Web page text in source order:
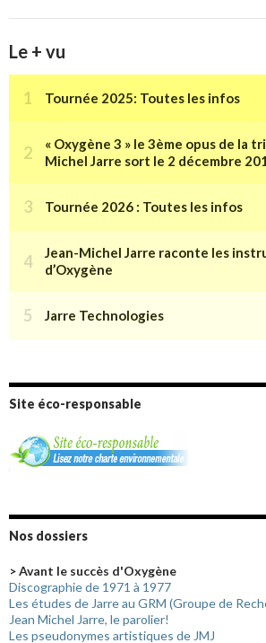
Le + vu
Site éco-responsable
Nos dossiers
> Avant le succès d'Oxygène
Discographie de 1971 à 1977
Les études de Jarre au GRM (Groupe de
Jean Michel Jarre, le parolier!
Les pseudonymes artistiques de JMJ